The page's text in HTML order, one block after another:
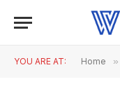
YOU ARE AT: Home »